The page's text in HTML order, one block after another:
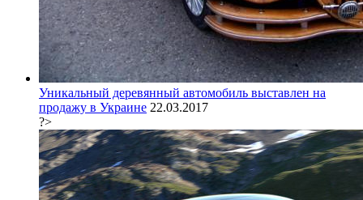
Уникальный деревянный автомобиль выставлен на
продажу в Украине 22.03.2017
?>